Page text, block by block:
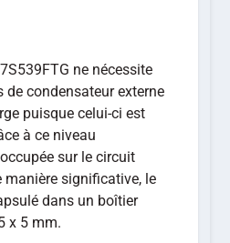
ne nécessite
de condensateur externe
puisque celui-ci est
à ce niveau
sur le circuit
manière significative, le
dans un boîtier
x 5 mm.